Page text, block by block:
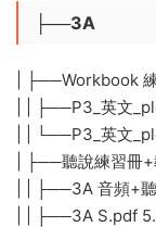
├──3A
| ├──Workbook
| | ├──P3_英文
| | └──P3_英文
| ├──聽說練習冊
| | ├──3A 音頻+
| | ├──3A S.pdf